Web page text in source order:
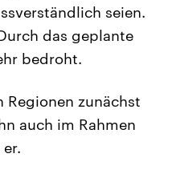
seien.
das geplante
bedroht.
Regionen zunächst
auch im Rahmen